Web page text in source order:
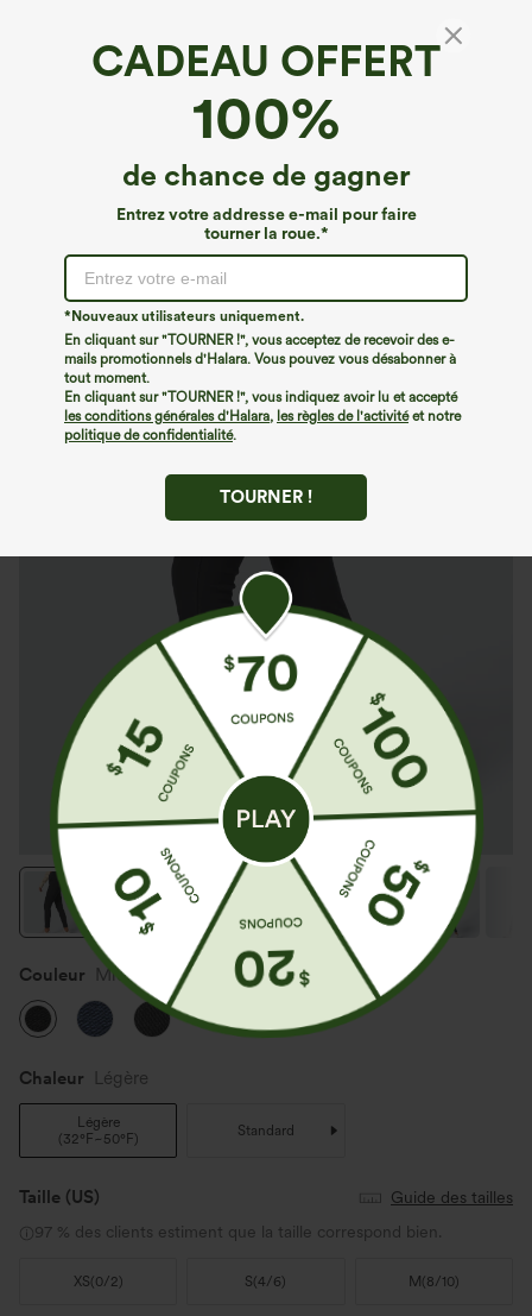
CADEAU OFFERT
100%
de chance de gagner
Entrez votre addresse e-mail pour faire
tourner la roue.*
*Nouveaux utilisateurs uniquement.
En cliquant sur "TOURNER !", vous acceptez de recevoir des e-
mails promotionnels d'Halara. Vous pouvez vous désabonner à
tout moment.
En cliquant sur "TOURNER !", vous indiquez avoir lu et accepté
les conditions générales d'Halara, les règles de l'activitéet notre
politique de confidentialité.
TOURNER !
Halara Flex™ Denim Heat*
Halara Flex™ Leggings 7/8 taille haute, avec
poches croisées, en denim, chauds et
€44,95 EUR
Couleur Midnight Black Denim
Chaleur Légère
Légère
(32°F~50°F) Standard
Taille (US)
Guide des tailles
97 % des clients estiment que la taille correspond bien.
XS(0/2) S(4/6) M (8/10)